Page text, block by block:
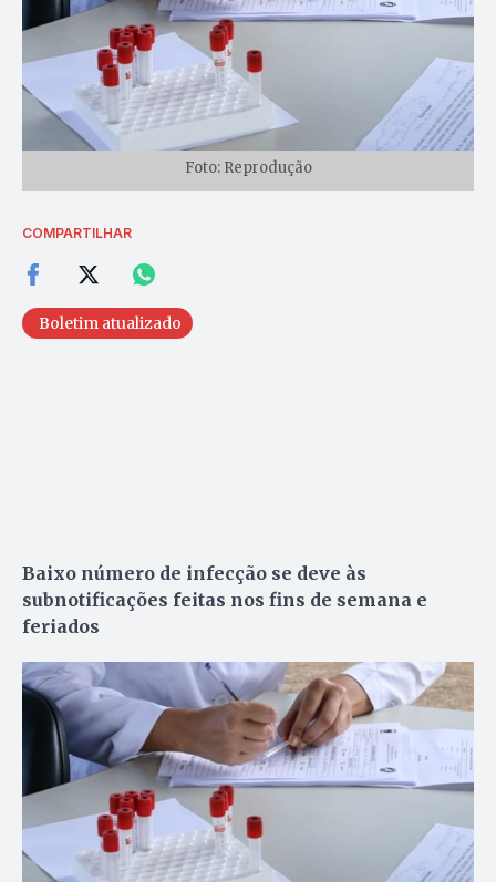
Foto: Reprodução
COMPARTILHAR
Boletim atualizado
Baixo número de infecção se deve às
subnotificações feitas nos fins de semana e
feriados